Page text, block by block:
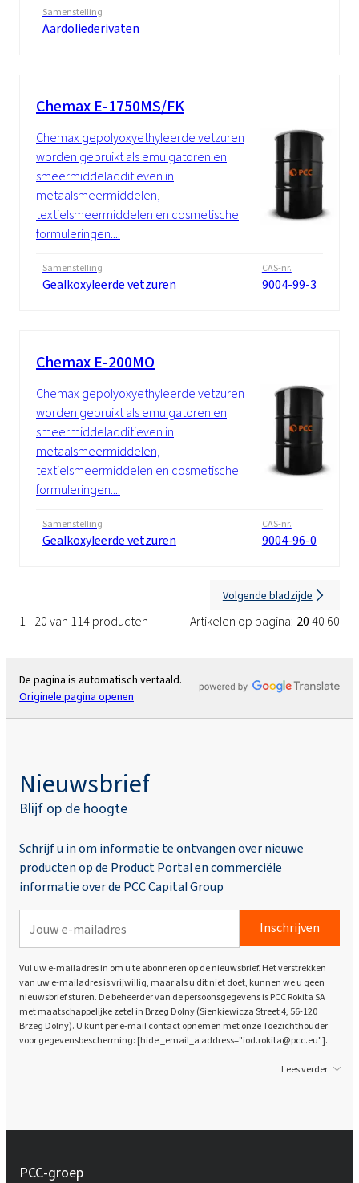
Samenstelling
Aardoliederivaten
Chemax E-1750MS/FK
Chemax gepolyoxyethyleerde vetzuren
worden gebruikt als emulgatoren en
smeermiddeladditieven in
metaalsmeermiddelen,
textielsmeermiddelen en cosmetische
formuleringen....
Samenstelling
Gealkoxyleerde vetzuren
CAS-nr.
9004-99-3
Chemax E-200MO
Chemax gepolyoxyethyleerde vetzuren
worden gebruikt als emulgatoren en
smeermiddeladditieven in
metaalsmeermiddelen,
textielsmeermiddelen en cosmetische
formuleringen....
Samenstelling
Gealkoxyleerde vetzuren
CAS-nr.
9004-96-0
1 - 20 van 114 producten Artikelen op pagina: 2040 60
Volgende bladzijde
De pagina is automatisch vertaald.
Originele pagina openen
Nieuwsbrief
Blijf op de hoogte
Schrijf u in om informatie te ontvangen over nieuwe
producten op de Product Portal en commerciële
informatie over de PCC Capital Group
Inschrijven
Vul uw e-mailadres in om u te abonneren op de nieuwsbrief. Het verstrekken
van uw e-mailadres is vrijwillig, maar als u dit niet doet, kunnen we u geen
nieuwsbrief sturen. De beheerder van de persoonsgegevens is PCC Rokita SA
met maatschappelijke zetel in Brzeg Dolny (Sienkiewicza Street 4, 56-120
Brzeg Dolny). U kunt per e-mail contact opnemen met onze Toezichthouder
voor gegevensbescherming: [hide _email_a address="iod.rokita@pcc.eu"].
Lees verder
PCC-groep